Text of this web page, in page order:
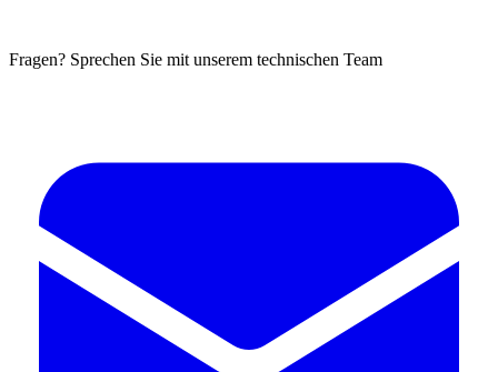
Fragen? Sprechen Sie mit unserem technischen Team